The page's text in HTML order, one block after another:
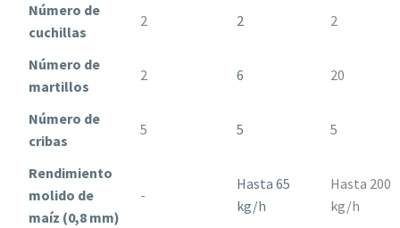
Número de
cuchillas
2 2 2
Número de
martillos
2 6 20
Número de
cribas
5 5 5
Rendimiento
molido de
maíz (0,8 mm)
-
Hasta 65
kg/h
Hasta 200
kg/h